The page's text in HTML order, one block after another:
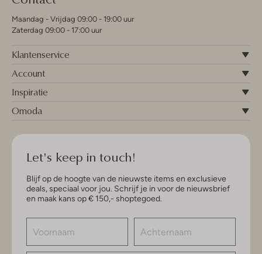
Maandag - Vrijdag 09:00 - 19:00 uur
Zaterdag 09:00 - 17:00 uur
Klantenservice
Account
Inspiratie
Omoda
Let's keep in touch!
Blijf op de hoogte van de nieuwste items en exclusieve
deals, speciaal voor jou. Schrijf je in voor de nieuwsbrief
en maak kans op € 150,- shoptegoed.